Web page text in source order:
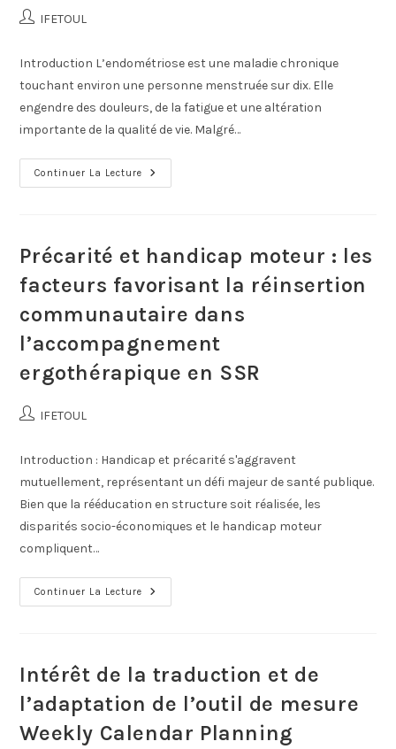
IFETOUL
Introduction L’endométriose est une maladie chronique
touchant environ une personne menstruée sur dix. Elle
engendre des douleurs, de la fatigue et une altération
importante de la qualité de vie. Malgré…
Continuer La Lecture
Précarité et handicap moteur : les
facteurs favorisant la réinsertion
communautaire dans
l’accompagnement
ergothérapique en SSR
IFETOUL
Introduction : Handicap et précarité s'aggravent
mutuellement, représentant un défi majeur de santé publique.
Bien que la rééducation en structure soit réalisée, les
disparités socio-économiques et le handicap moteur
compliquent…
Continuer La Lecture
Intérêt de la traduction et de
l’adaptation de l’outil de mesure
Weekly Calendar Planning